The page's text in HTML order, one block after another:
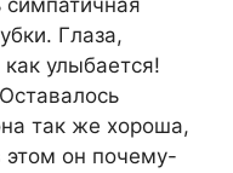
Глаза,
улыбается!
так же хороша,
этом он почему-